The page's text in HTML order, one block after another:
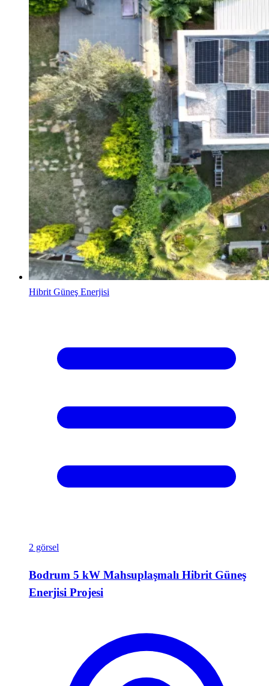
Hibrit Güneş Enerjisi
2 görsel
Bodrum 5 kW Mahsuplaşmalı Hibrit Güneş
Enerjisi Projesi